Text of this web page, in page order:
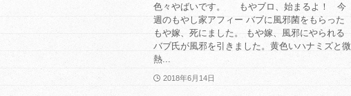
色々やばいです。 もやブロ、始まるよ！ 今
週のもやし家アフィー バブに風邪菌をもらった
もや嫁、死にました。 もや嫁、風邪にやられる
バブ氏が風邪を引きました。黄色いハナミズと微
熱...
2018年6月14日